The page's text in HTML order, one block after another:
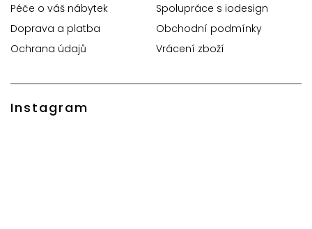
Péče o váš nábytek
Spolupráce s iodesign
Doprava a platba
Obchodní podmínky
Ochrana údajů
Vrácení zboží
Instagram